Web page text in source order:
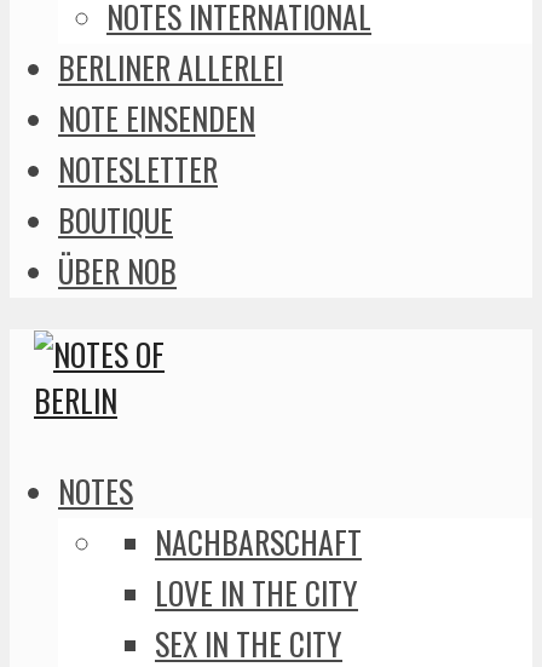
NOTES INTERNATIONAL
BERLINER ALLERLEI
NOTE EINSENDEN
NOTESLETTER
BOUTIQUE
ÜBER NOB
NOTES
NACHBARSCHAFT
LOVE IN THE CITY
SEX IN THE CITY